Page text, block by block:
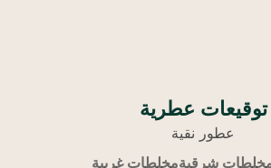
توقيعات عطرية
عطور نقية
شرقيةمخلطات غربية